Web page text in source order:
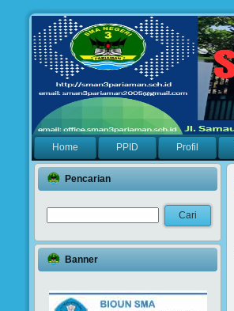
Home PPID Profil
Pencarian
Banner